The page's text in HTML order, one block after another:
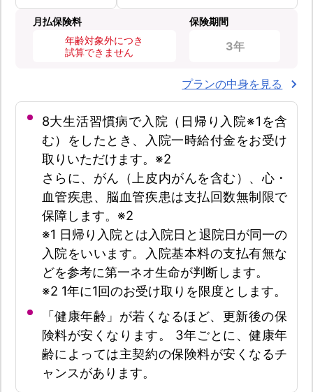
月払保険料
年齢対象外につき
試算できません
保険期間
3年
プランの中身を見る
8大生活習慣病で入院（日帰り入院※1を含
む）をしたとき、入院一時給付金をお受け
取りいただけます。※2
さらに、がん（上皮内がんを含む）、心・
血管疾患、脳血管疾患は支払回数無制限で
保障します。※2
※1 日帰り入院とは入院日と退院日が同一の
入院をいいます。入院基本料の支払有無な
どを参考に第一ネオ生命が判断します。
※2 1年に1回のお受け取りを限度とします。
「健康年齢」が若くなるほど、更新後の保
険料が安くなります。 3年ごとに、健康年
齢によっては主契約の保険料が安くなるチ
ャンスがあります。